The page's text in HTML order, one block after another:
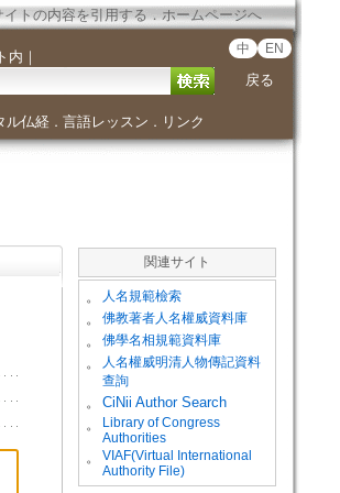
イトの内容を引用する．ホームページへ
内 ｜ 中 EN
戻る
ル仏経． 言語レッスン ． リンク
関連サイト
。 人名規範檢索
。 佛教著者人名權威資料庫
。 佛學名相規範資料庫
。
人名權威明清人物傳記資料
查詢
。
CiNii Author Search
。
Library of Congress
Authorities
。
VIAF(Virtual International
Authority File)